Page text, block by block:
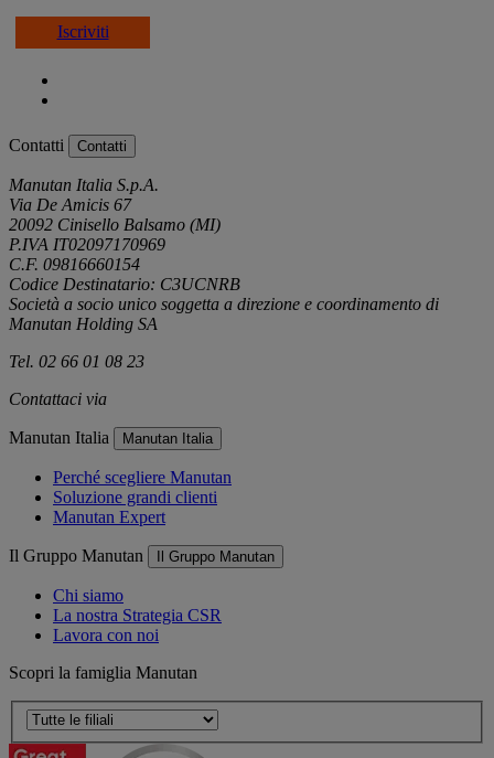
Iscriviti
Contatti Contatti
Manutan Italia S.p.A.
Via De Amicis 67
20092 Cinisello Balsamo (MI)
P.IVA IT02097170969
C.F. 09816660154
Codice Destinatario: C3UCNRB
Società a socio unico soggetta a direzione e coordinamento di
Manutan Holding SA
Tel. 02 66 01 08 23
Contattaci via
Manutan Italia Manutan Italia
Perché scegliere Manutan
Soluzione grandi clienti
Manutan Expert
Il Gruppo Manutan Il Gruppo Manutan
Chi siamo
La nostra Strategia CSR
Lavora con noi
Scopri la famiglia Manutan